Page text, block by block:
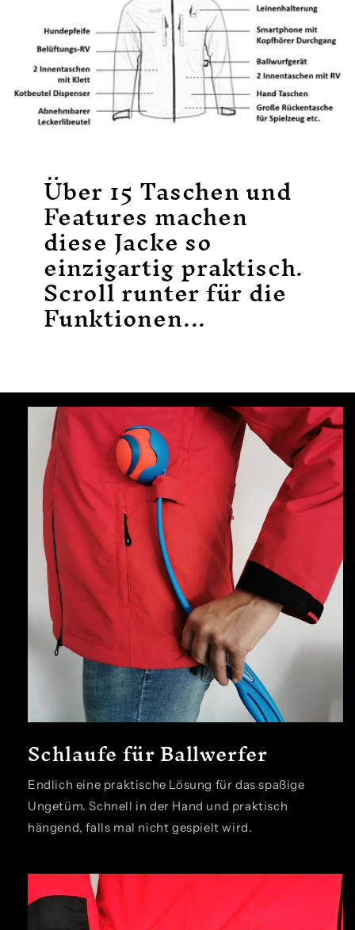
Über 15 Taschen und
Features machen
diese Jacke so
einzigartig praktisch.
Scroll runter für die
Funktionen...
Schlaufe für Ballwerfer
Endlich eine praktische Lösung für das spaßige
Ungetüm. Schnell in der Hand und praktisch
hängend, falls mal nicht gespielt wird.